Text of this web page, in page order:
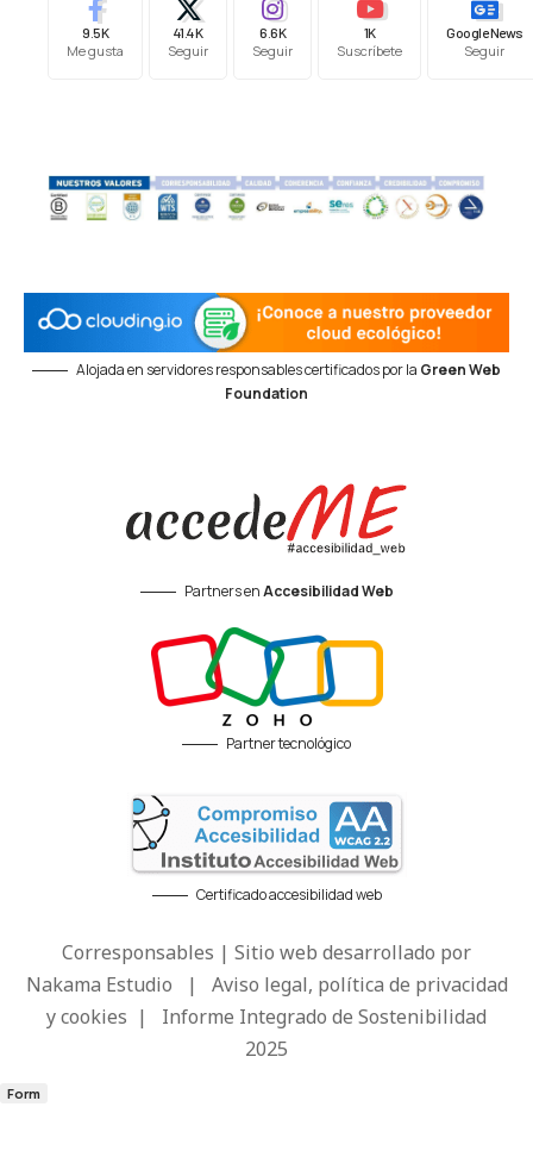
9.5K
Me gusta
41.4K
Seguir
6.6K
Seguir
1K
Suscríbete
Google News
Seguir
Alojada en servidores responsables certificados por la Green Web
Foundation
Partners enAccesibilidad Web
Partner tecnológico
Certificado accesibilidad web
Corresponsables | Sitio web desarrollado por
Nakama Estudio | Aviso legal, política de privacidad
y cookies | Informe Integrado de Sostenibilidad
2025
Form